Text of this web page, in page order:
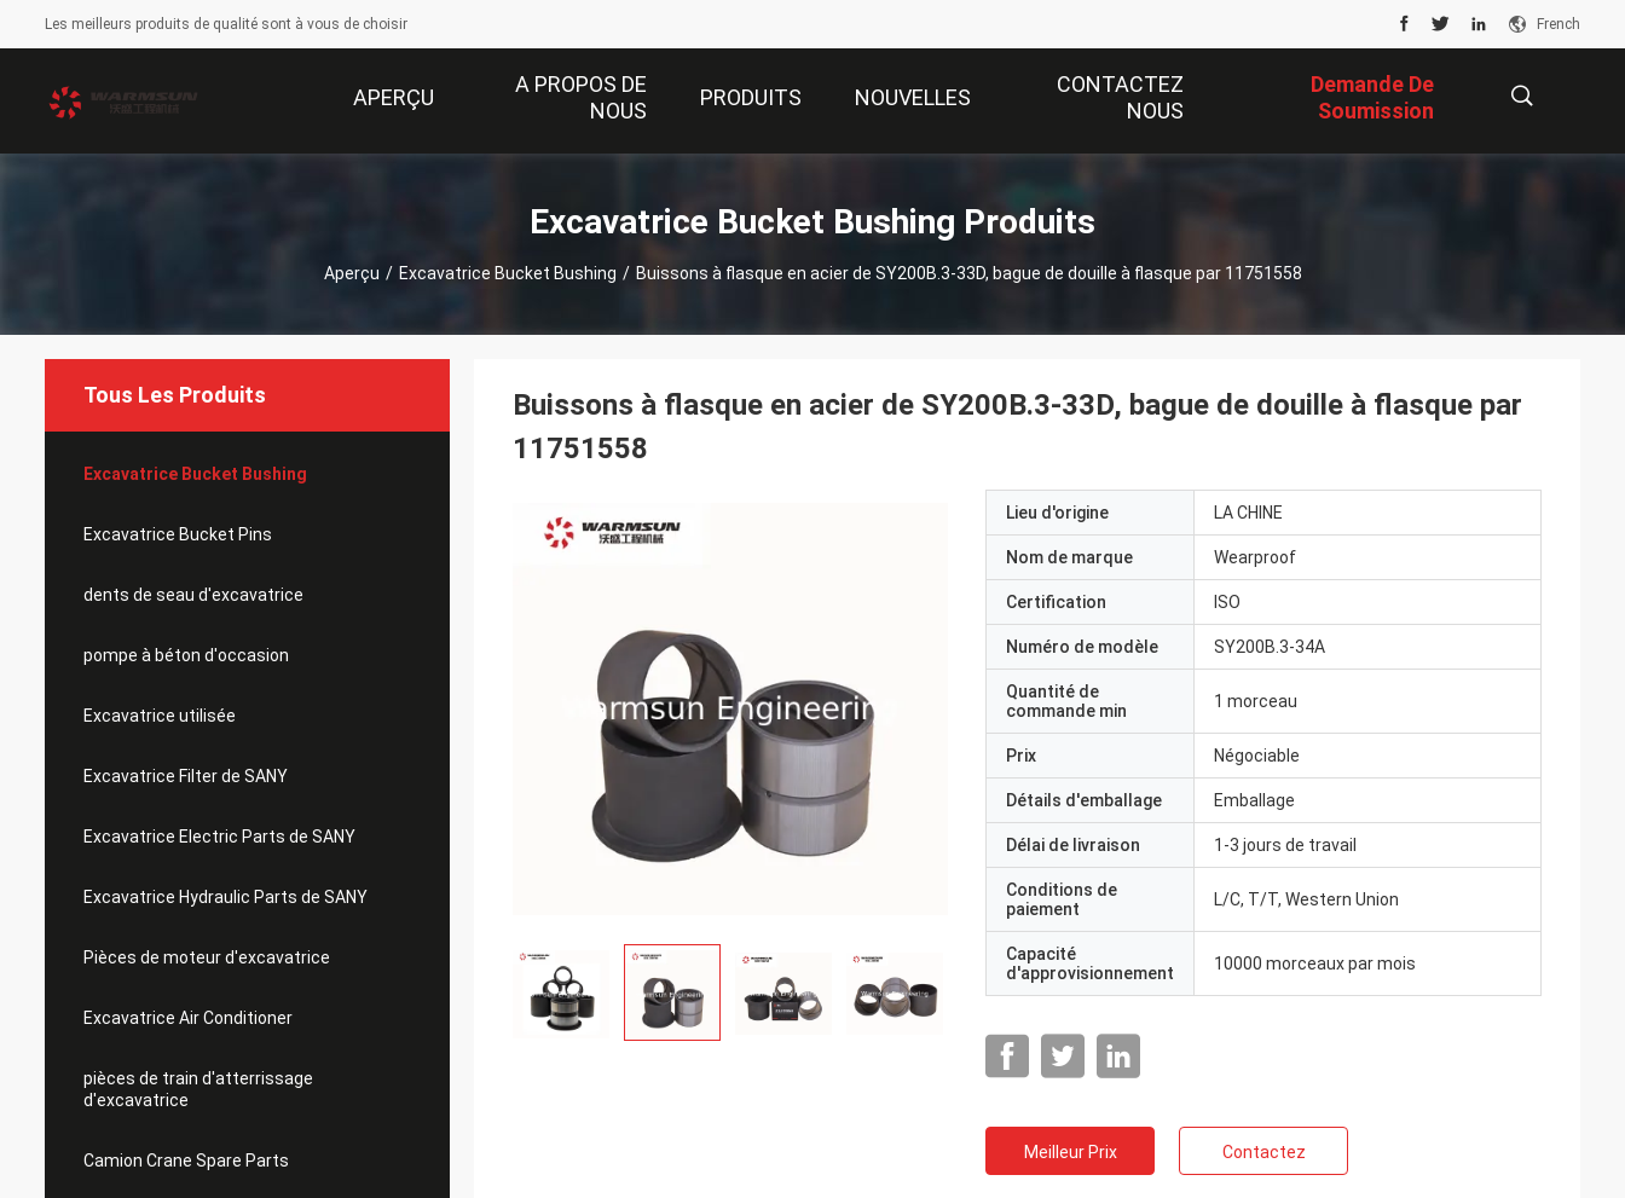
Les meilleurs produits de qualité sont à vous de choisir French
APERÇU
A PROPOS DE
NOUS
PRODUITS NOUVELLES
CONTACTEZ
NOUS
Demande De
Soumission
Excavatrice Bucket Bushing Produits
Aperçu / Excavatrice Bucket Bushing / Buissons à flasque en acier de SY200B.3-33D, bague de douille à flasque par 11751558
Tous Les Produits
Excavatrice Bucket Bushing
Excavatrice Bucket Pins
dents de seau d'excavatrice
pompe à béton d'occasion
Excavatrice utilisée
Excavatrice Filter de SANY
Excavatrice Electric Parts de SANY
Excavatrice Hydraulic Parts de SANY
Pièces de moteur d'excavatrice
Excavatrice Air Conditioner
pièces de train d'atterrissage
d'excavatrice
Camion Crane Spare Parts
Buissons à flasque en acier de SY200B.3-33D, bague de douille à flasque par
11751558
Lieu d'origine LA CHINE
Nom de marque Wearproof
Certification ISO
Numéro de modèle SY200B.3-34A
Quantité de
commande min
1 morceau
Prix Négociable
Détails d'emballage Emballage
Délai de livraison 1-3 jours de travail
Conditions de
paiement
L/C, T/T, Western Union
Capacité
d'approvisionnement
10000 morceaux par mois
Meilleur Prix Contactez